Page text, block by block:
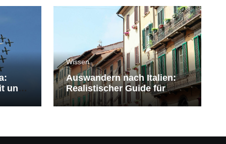
und
Wissen
Auswandern nach Italien:
Realistischer Guide für
Deutsche